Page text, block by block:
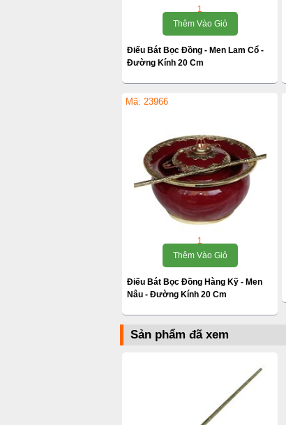
1
Thêm Vào Giỏ
Điếu Bát Bọc Đồng - Men Lam Cổ -
Đường Kính 20 Cm
Mã: 23966
1
Thêm Vào Giỏ
Điếu Bát Bọc Đồng Hàng Kỹ - Men
Nâu - Đường Kính 20 Cm
Sản phẩm đã xem